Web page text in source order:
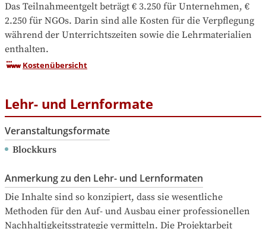
Das Teilnahmeentgelt beträgt € 3.250 für Unternehmen, €
2.250 für NGOs. Darin sind alle Kosten für die Verpflegung
während der Unterrichtszeiten sowie die Lehrmaterialien
enthalten.
Kostenübersicht
Lehr- und Lernformate
Veranstaltungsformate
Blockkurs
Anmerkung zu den Lehr- und Lernformaten
Die Inhalte sind so konzipiert, dass sie wesentliche
Methoden für den Auf- und Ausbau einer professionellen
Nachhaltigkeitsstrategie vermitteln. Die Projektarbeit